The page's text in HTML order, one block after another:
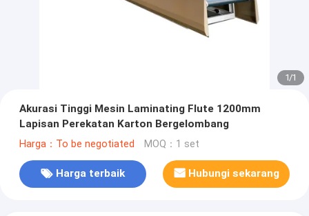
1/1
Akurasi Tinggi Mesin Laminating Flute 1200mm
Lapisan Perekatan Karton Bergelombang
Harga：To be negotiated MOQ：1 set
Harga terbaik Hubungi sekarang